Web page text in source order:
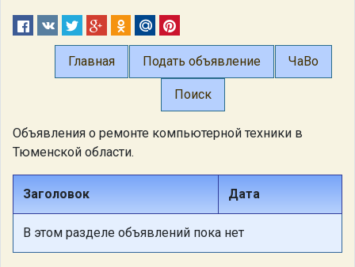
Главная Подать объявление ЧаВо
Поиск
Объявления о ремонте компьютерной техники в
Тюменской области.
Заголовок Дата
В этом разделе объявлений пока нет